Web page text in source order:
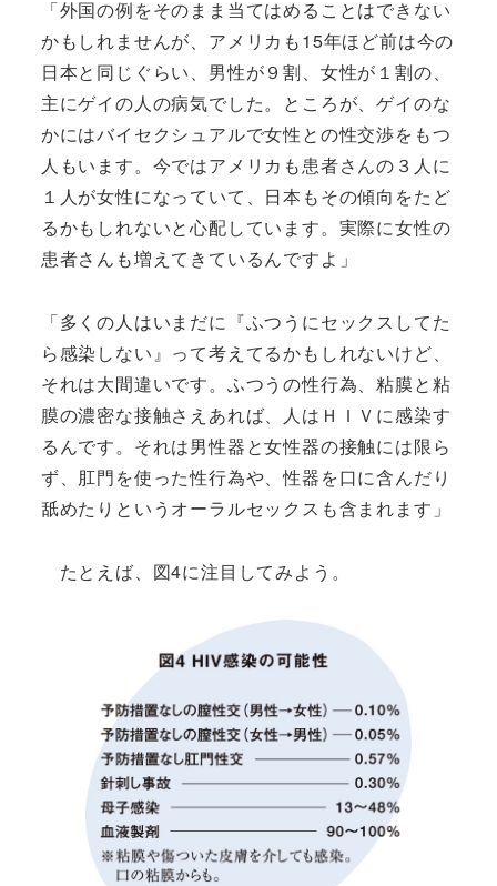
「外国の例をそのまま当てはめることはできない
かもしれませんが、アメリカも15年ほど前は今の
日本と同じぐらい、男性が９割、女性が１割の、
主にゲイの人の病気でした。ところが、ゲイのな
かにはバイセクシュアルで女性との性交渉をもつ
人もいます。今ではアメリカも患者さんの３人に
１人が女性になっていて、日本もその傾向をたど
るかもしれないと心配しています。実際に女性の
患者さんも増えてきているんですよ」
「多くの人はいまだに『ふつうにセックスしてた
ら感染しない』って考えてるかもしれないけど、
それは大間違いです。ふつうの性行為、粘膜と粘
膜の濃密な接触さえあれば、人はＨＩＶに感染す
るんです。それは男性器と女性器の接触には限ら
ず、肛門を使った性行為や、性器を口に含んだり
舐めたりというオーラルセックスも含まれます」
たとえば、図4に注目してみよう。